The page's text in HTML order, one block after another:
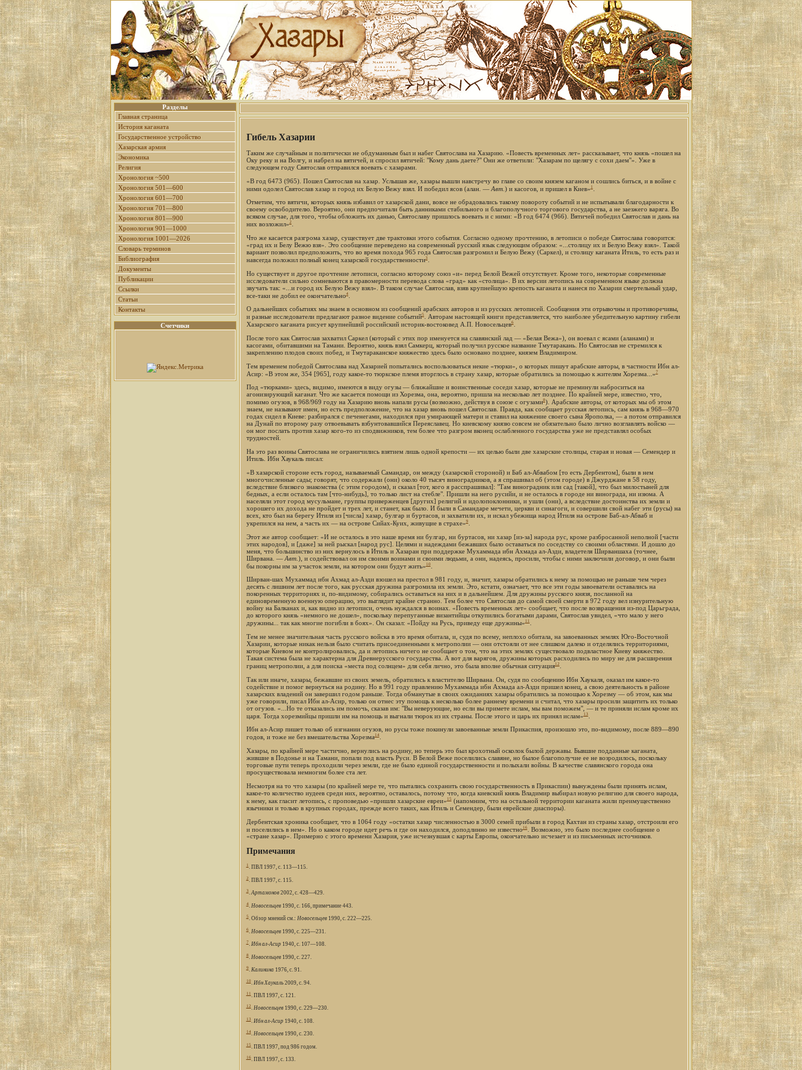
Разделы
Главная страница
История каганата
Государственное устройство
Хазарская армия
Экономика
Религия
Хронология ~500
Хронология 501—600
Хронология 601—700
Хронология 701—800
Хронология 801—900
Хронология 901—1000
Хронология 1001—2026
Словарь терминов
Библиография
Документы
Публикации
Ссылки
Статьи
Контакты
Счетчики
Гибель Хазарии
Таким же случайным и политически не обдуманным был и набег Святослава на Хазарию. «Повесть временных лет» рассказывает, что князь «пошел на
Оку реку и на Волгу, и набрел на вятичей, и спросил вятичей: "Кому дань даете?" Они же ответили: "Хазарам по щелягу с сохи даем"». Уже в
следующем году Святослав отправился воевать с хазарами.
«В год 6473 (965). Пошел Святослав на хазар. Услышав же, хазары вышли навстречу во главе со своим князем каганом и сошлись биться, и в войне с
ними одолел Святослав хазар и город их Белую Вежу взял. И победил ясов (алан. — Авт. ) и касогов, и пришел в Киев» 1 .
Отметим, что вятичи, которых князь избавил от хазарской дани, вовсе не обрадовались такому повороту событий и не испытывали благодарности к
своему освободителю. Вероятно, они предпочитали быть данниками стабильного и благополучного торгового государства, а не заезжего варяга. Во
всяком случае, для того, чтобы обложить их данью, Святославу пришлось воевать и с ними: «В год 6474 (966). Вятичей победил Святослав и дань на
них возложил»2.
Что же касается разгрома хазар, существует две трактовки этого события. Согласно одному прочтению, в летописи о победе Святослава говорится:
«град их и Белу Вежю взя». Это сообщение переведено на современный русский язык следующим образом: «...столицу их и Белую Вежу взял». Такой
вариант позволил предположить, что во время похода 965 года Святослав разгромил и Белую Вежу (Саркел), и столицу каганата Итиль, то есть раз и
навсегда положил полный конец хазарской государственности3.
Но существует и другое прочтение летописи, согласно которому союз «и» перед Белой Вежей отсутствует. Кроме того, некоторые современные
исследователи сильно сомневаются в правомерности перевода слова «град» как «столица». В их версии летопись на современном языке должна
звучать так: «...и город их Белую Вежу взял». В таком случае Святослав, взяв крупнейшую крепость каганата и нанеся по Хазарии смертельный удар,
все-таки не добил ее окончательно4.
О дальнейших событиях мы знаем в основном из сообщений арабских авторов и из русских летописей. Сообщения эти отрывочны и противоречивы,
и разные исследователи предлагают разное видение событий5. Авторам настоящей книги представляется, что наиболее убедительную картину гибели
Хазарского каганата рисует крупнейший российский историк-востоковед А.П. Новосельцев6.
После того как Святослав захватил Саркел (который с этих пор именуется на славянский лад — «Белая Вежа»), он воевал с ясами (аланами) и
касогами, обитавшими на Тамани. Вероятно, князь взял Самкерц, который получил русское название Тмутаракань. Но Святослав не стремился к
закреплению плодов своих побед, и Тмутараканское княжество здесь было основано позднее, князем Владимиром.
Тем временем победой Святослава над Хазарией попытались воспользоваться некие «тюрки», о которых пишут арабские авторы, в частности Ибн ал-
Асир: «В этом же, 354 [965], году какое-то тюркское племя вторглось в страну хазар, которые обратились за помощью к жителям Хорезма...»7
Под «тюрками» здесь, видимо, имеются в виду огузы — ближайшие и воинственные соседи хазар, которые не преминули наброситься на
агонизирующий каганат. Что же касается помощи из Хорезма, она, вероятно, пришла на несколько лет позднее. По крайней мере, известно, что,
помимо огузов, в 968/969 году на Хазарию вновь напали русы (возможно, действуя в союзе с огузами8). Арабские авторы, от которых мы об этом
знаем, не называют имен, но есть предположение, что на хазар вновь пошел Святослав. Правда, как сообщает русская летопись, сам князь в 968—970
годах сидел в Киеве: разбирался с печенегами, находился при умирающей матери и ставил на княжение своего сына Ярополка, — а потом отправился
на Дунай по второму разу отвоевывать взбунтовавшийся Переяславец. Но киевскому князю совсем не обязательно было лично возглавлять войско —
он мог послать против хазар кого-то из сподвижников, тем более что разгром вконец ослабленного государства уже не представлял особых
трудностей.
На это раз воины Святослава не ограничились взятием лишь одной крепости — их целью были две хазарские столицы, старая и новая — Семендер и
Итиль. Ибн Хаукаль писал:
«В хазарской стороне есть город, называемый Самандар, он между (хазарской стороной) и Баб ал-Абвабом [то есть Дербентом], были в нем
многочисленные сады; говорят, что содержали (они) около 40 тысяч виноградников, а я спрашивал об (этом городе) в Джурджане в 58 году,
вследствие близкого знакомства (с этим городом), и сказал [тот, кого я расспрашивал]: "Там виноградник или сад [такой], что был милостыней для
бедных, а если осталось там [что-нибудь], то только лист на стебле". Пришли на него русийи, и не осталось в городе ни винограда, ни изюма. А
населяли этот город мусульмане, группы приверженцев [других] религий и идолопоклонники, и ушли (они), а вследствие достоинства их земли и
хорошего их дохода не пройдет и трех лет, и станет, как было. И были в Самандаре мечети, церкви и синагоги, и совершили свой набег эти (русы) на
всех, кто был на берегу Итиля из [числа] хазар, булгар и буртасов, и захватили их, и искал убежища народ Итиля на острове Баб-ал-Абваб и
укрепился на нем, а часть их — на острове Сийах-Куих, живущие в страхе»9.
Этот же автор сообщает: «И не осталось в это наше время ни булгар, ни буртасов, ни хазар [из-за] народа рус, кроме разбросанной неполной [части
этих народов], и [даже] за ней рыскал [народ рус]. Целями и надеждами бежавших было оставаться по соседству со своими областями. И дошло до
меня, что большинство из них вернулось в Итиль и Хазаран при поддержке Мухаммада ибн Ахмада ал-Азди, владетеля Ширваншаха (точнее,
Ширвана. — Авт. ), и содействовал он им своими воинами и своими людьми, а они, надеясь, просили, чтобы с ними заключили договор, и они были
бы покорны им за участок земли, на котором они будут жить» 10.
Ширван-шах Мухаммад ибн Ахмад ал-Азди взошел на престол в 981 году, и, значит, хазары обратились к нему за помощью не раньше чем через
десять с лишним лет после того, как русская дружина разгромила их земли. Это, кстати, означает, что все эти годы завоеватели оставались на
покоренных территориях и, по-видимому, собирались оставаться на них и в дальнейшем. Для дружины русского князя, посланной на
единовременную военную операцию, это выглядит крайне странно. Тем более что Святослав до самой своей смерти в 972 году вел изнурительную
войну на Балканах и, как видно из летописи, очень нуждался в воинах. «Повесть временных лет» сообщает, что после возвращения из-под Царьграда,
до которого князь «немного не дошел», поскольку перепуганные византийцы откупились богатыми дарами, Святослав увидел, «что мало у него
дружины... так как многие погибли в боях». Он сказал: «Пойду на Русь, приведу еще дружины»
.
Тем не менее значительная часть русского войска в это время обитала, и, судя по всему, неплохо обитала, на завоеванных землях Юго-Восточной
Хазарии, которые никак нельзя было считать присоединенными к метрополии — они отстояли от нее слишком далеко и отделялись территориями,
которые Киевом не контролировались, да и летопись ничего не сообщает о том, что на этих землях существовало подвластное Киеву княжество.
Такая система была не характерна для Древнерусского государства. А вот для варягов, дружины которых расходились по миру не для расширения
границ метрополии, а для поиска «места под солнцем» для себя лично, это была вполне обычная ситуация 12.
Так или иначе, хазары, бежавшие из своих земель, обратились к властителю Ширвана. Он, судя по сообщению Ибн Хаукаля, оказал им какое-то
содействие и помог вернуться на родину. Но в 991 году правлению Мухаммада ибн Ахмада ал-Азди пришел конец, а свою деятельность в районе
хазарских владений он завершил годом раньше. Тогда обманутые в своих ожиданиях хазары обратились за помощью к Хорезму — об этом, как мы
уже говорили, писал Ибн ал-Асир, только он отнес эту помощь к несколько более раннему времени и считал, что хазары просили защитить их только
от огузов. «...Но те отказались им помочь, сказав им: "Вы неверующие, но если вы примете ислам, мы вам поможем", — и те приняли ислам кроме их
царя. Тогда хорезмийцы пришли им на помощь и выгнали тюрок из их страны. После этого и царь их принял ислам» 13.
Ибн ал-Асир пишет только об изгнании огузов, но русы тоже покинули завоеванные земли Прикаспия, произошло это, по-видимому, после 889—890
годов, и тоже не без вмешательства Хорезма 14.
Хазары, по крайней мере частично, вернулись на родину, но теперь это был крохотный осколок былой державы. Бывшие подданные каганата,
жившие в Подонье и на Тамани, попали под власть Руси. В Белой Веже поселились славяне, но былое благополучие ее не возродилось, поскольку
торговые пути теперь проходили через земли, где не было единой государственности и полыхали войны. В качестве славянского города она
просуществовала немногим более ста лет.
Несмотря на то что хазары (по крайней мере те, что пытались сохранить свою государственность в Прикаспии) вынуждены были принять ислам,
какое-то количество иудеев среди них, вероятно, оставалось, потому что, когда киевский князь Владимир выбирал новую религию для своего народа,
к нему, как гласит летопись, с проповедью «пришли хазарские евреи» 15(напомним, что на остальной территории каганата жили преимущественно
язычники и только в крупных городах, прежде всего таких, как Итиль и Семендер, были еврейские диаспоры).
Дербентская хроника сообщает, что в 1064 году «остатки хазар численностью в 3000 семей прибыли в город Кахтан из страны хазар, отстроили его
и поселились в нем». Но о каком городе идет речь и где он находился, доподлинно не известно 16. Возможно, это было последнее сообщение о
«стране хазар». Примерно с этого времени Хазария, уже исчезнувшая с карты Европы, окончательно исчезает и из письменных источников.
Примечания
1. ПВЛ 1997, с. 113—115.
2. ПВЛ 1997, с. 115.
3.Артамонов2002, с. 428—429.
4. Новосельцев1990, с. 166, примечание 443.
5. Обзор мнений см.: Новосельцев1990, с. 222—225.
6. Новосельцев1990, с. 225—231.
7. Ибн ал-Асир1940, с. 107—108.
8. Новосельцев1990, с. 227.
9. Калинина 1976, с. 91.
10. Ибн Хаукаль2009, с. 94.
11. ПВЛ 1997, с. 121.
12. Новосельцев1990, с. 229—230.
13. Ибн ал-Асир1940, с. 108.
14. Новосельцев1990, с. 230.
15. ПВЛ 1997, под 986 годом.
16. ПВЛ 1997, с. 133.